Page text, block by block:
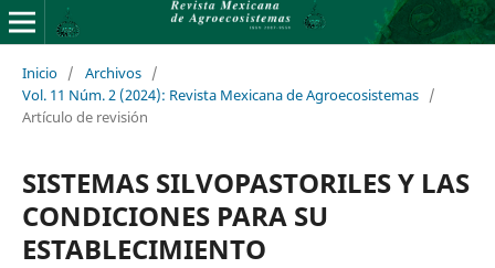
Inicio / Archivos /
Vol. 11 Núm. 2 (2024): Revista Mexicana de Agroecosistemas /
Artículo de revisión
SISTEMAS SILVOPASTORILES Y LAS
CONDICIONES PARA SU
ESTABLECIMIENTO